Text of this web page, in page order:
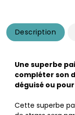
Description
Une superbe
compléter son
déguisé ou
Cette superbe